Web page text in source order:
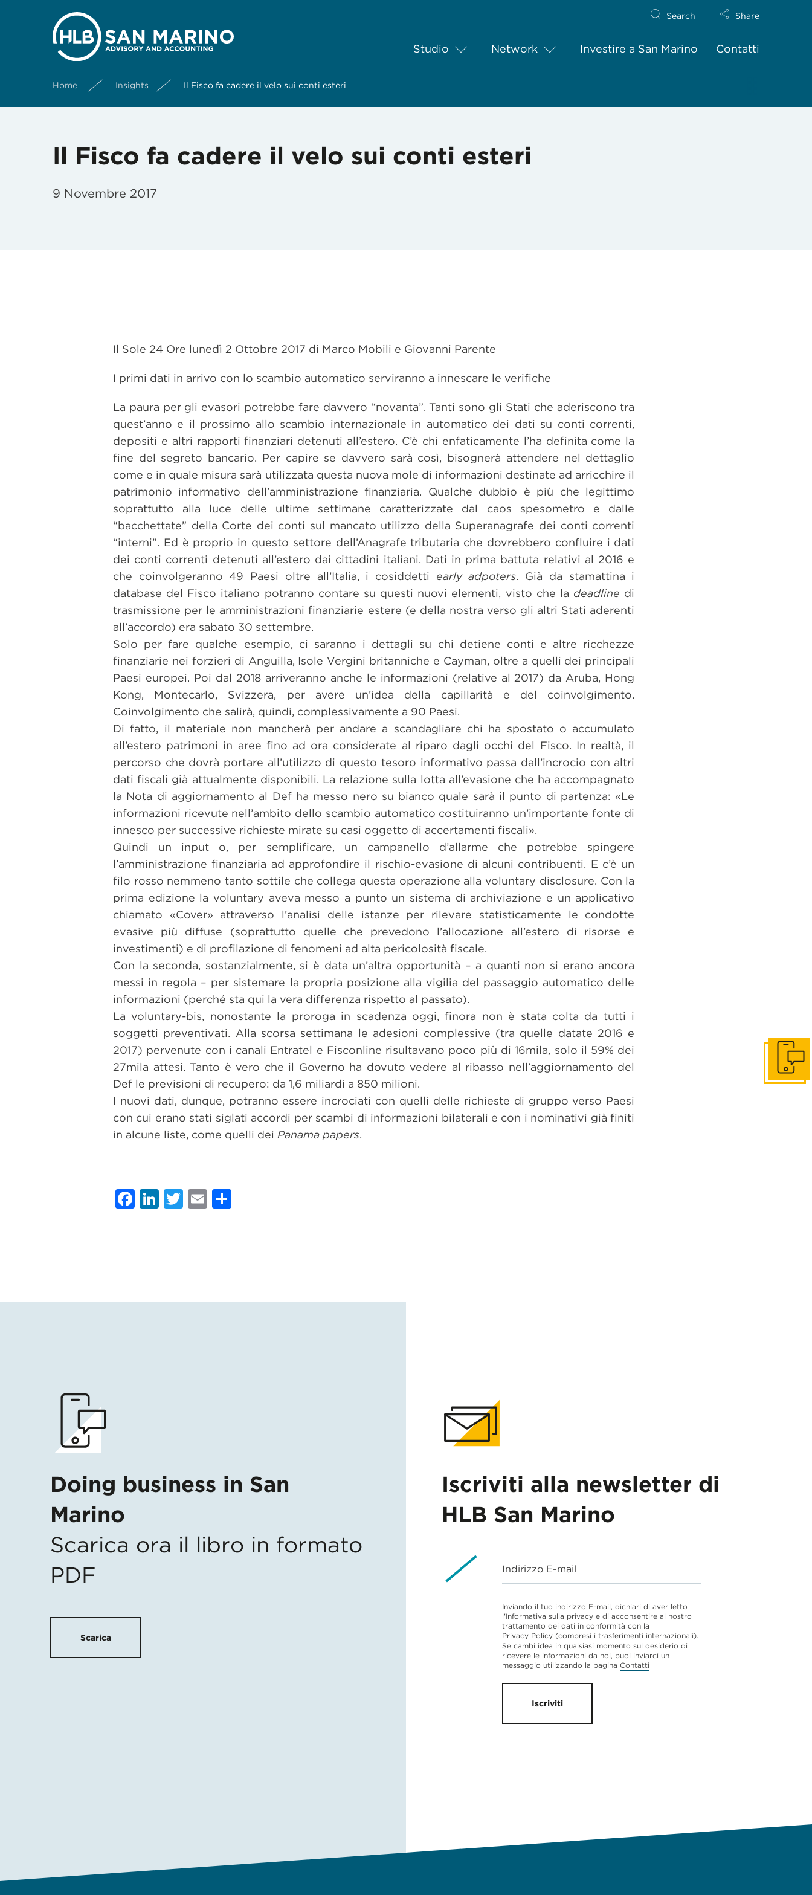
Studio Network Investire a San Marino Contatti
Search Share
Home Insights Il Fisco fa cadere il velo sui conti esteri
Il Fisco fa cadere il velo sui conti esteri
9 Novembre 2017
Il Sole 24 Ore lunedì 2 Ottobre 2017 di Marco Mobili e Giovanni Parente
I primi dati in arrivo con lo scambio automatico serviranno a innescare le verifiche
La paura per gli evasori potrebbe fare davvero “novanta”. Tanti sono gli Stati che aderiscono tra
quest’anno e il prossimo allo scambio internazionale in automatico dei dati su conti correnti,
depositi e altri rapporti finanziari detenuti all’estero. C’è chi enfaticamente l’ha definita come la
fine del segreto bancario. Per capire se davvero sarà così, bisognerà attendere nel dettaglio
come e in quale misura sarà utilizzata questa nuova mole di informazioni destinate ad arricchire il
patrimonio informativo dell’amministrazione finanziaria. Qualche dubbio è più che legittimo
soprattutto alla luce delle ultime settimane caratterizzate dal caos spesometro e dalle
“bacchettate” della Corte dei conti sul mancato utilizzo della Superanagrafe dei conti correnti
“interni”. Ed è proprio in questo settore dell’Anagrafe tributaria che dovrebbero confluire i dati
dei conti correnti detenuti all’estero dai cittadini italiani. Dati in prima battuta relativi al 2016 e
che coinvolgeranno 49 Paesi oltre all’Italia, i cosiddetti early adpoters. Già da stamattina i
database del Fisco italiano potranno contare su questi nuovi elementi, visto che la deadline di
trasmissione per le amministrazioni finanziarie estere (e della nostra verso gli altri Stati aderenti
all’accordo) era sabato 30 settembre.
Solo per fare qualche esempio, ci saranno i dettagli su chi detiene conti e altre ricchezze
finanziarie nei forzieri di Anguilla, Isole Vergini britanniche e Cayman, oltre a quelli dei principali
Paesi europei. Poi dal 2018 arriveranno anche le informazioni (relative al 2017) da Aruba, Hong
Kong, Montecarlo, Svizzera, per avere un’idea della capillarità e del coinvolgimento.
Coinvolgimento che salirà, quindi, complessivamente a 90 Paesi.
Di fatto, il materiale non mancherà per andare a scandagliare chi ha spostato o accumulato
all’estero patrimoni in aree fino ad ora considerate al riparo dagli occhi del Fisco. In realtà, il
percorso che dovrà portare all’utilizzo di questo tesoro informativo passa dall’incrocio con altri
dati fiscali già attualmente disponibili. La relazione sulla lotta all’evasione che ha accompagnato
la Nota di aggiornamento al Def ha messo nero su bianco quale sarà il punto di partenza: «Le
informazioni ricevute nell’ambito dello scambio automatico costituiranno un’importante fonte di
innesco per successive richieste mirate su casi oggetto di accertamenti fiscali».
Quindi un input o, per semplificare, un campanello d’allarme che potrebbe spingere
l’amministrazione finanziaria ad approfondire il rischio-evasione di alcuni contribuenti. E c’è un
filo rosso nemmeno tanto sottile che collega questa operazione alla voluntary disclosure. Con la
prima edizione la voluntary aveva messo a punto un sistema di archiviazione e un applicativo
chiamato «Cover» attraverso l’analisi delle istanze per rilevare statisticamente le condotte
evasive più diffuse (soprattutto quelle che prevedono l’allocazione all’estero di risorse e
investimenti) e di profilazione di fenomeni ad alta pericolosità fiscale.
Con la seconda, sostanzialmente, si è data un’altra opportunità – a quanti non si erano ancora
messi in regola – per sistemare la propria posizione alla vigilia del passaggio automatico delle
informazioni (perché sta qui la vera differenza rispetto al passato).
La voluntary-bis, nonostante la proroga in scadenza oggi, finora non è stata colta da tutti i
soggetti preventivati. Alla scorsa settimana le adesioni complessive (tra quelle datate 2016 e
2017) pervenute con i canali Entratel e Fisconline risultavano poco più di 16mila, solo il 59% dei
27mila attesi. Tanto è vero che il Governo ha dovuto vedere al ribasso nell’aggiornamento del
Def le previsioni di recupero: da 1,6 miliardi a 850 milioni.
I nuovi dati, dunque, potranno essere incrociati con quelli delle richieste di gruppo verso Paesi
con cui erano stati siglati accordi per scambi di informazioni bilaterali e con i nominativi già finiti
in alcune liste, come quelli dei Panama papers.
Facebook
LinkedIn
Twitter
Email
Doing business in San
Marino
Scarica ora il libro in formato
PDF
Scarica
Iscriviti alla newsletter di
HLB San Marino
Indirizzo E-mail
Inviando il tuo indirizzo E-mail, dichiari di aver letto
l'Informativa sulla privacy e di acconsentire al nostro
trattamento dei dati in conformità con la
Privacy Policy (compresi i trasferimenti internazionali).
Se cambi idea in qualsiasi momento sul desiderio di
ricevere le informazioni da noi, puoi inviarci un
messaggio utilizzando la pagina Contatti
Iscriviti
Get in